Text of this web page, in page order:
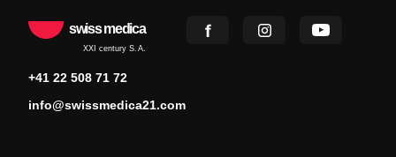
swiss medica
XXI century S.A.
+41 22 508 71 72
info@swissmedica21.com